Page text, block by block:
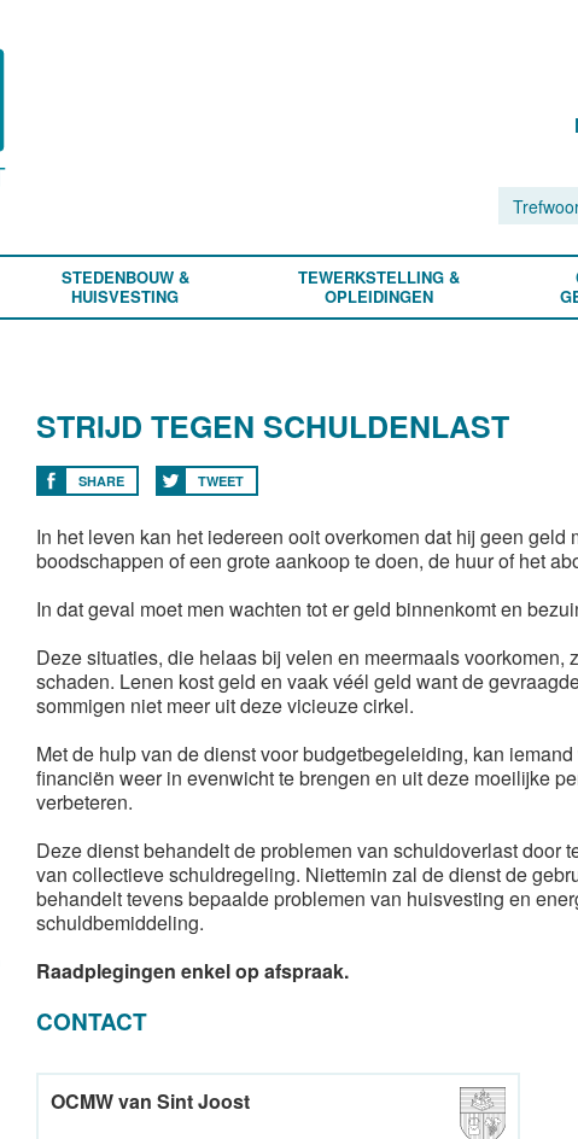
STEDENBOUW &
HUISVESTING
TEWERKSTELLING &
OPLEIDINGEN
STRIJD TEGEN SCHULDENLAST
SHARE TWEET
In het leven kan het iedereen ooit overkomen dat hij geen
boodschappen of een grote aankoop te doen, de huur of het
In dat geval moet men wachten tot er geld binnenkomt en
Deze situaties, die helaas bij velen en meermaals
schaden. Lenen kost geld en vaak véél geld want de
sommigen niet meer uit deze vicieuze cirkel.
Met de hulp van de dienst voor budgetbegeleiding, kan
financiën weer in evenwicht te brengen en uit deze moeilijke
verbeteren.
Deze dienst behandelt de problemen van schuldoverlast door
van collectieve schuldregeling. Niettemin zal de dienst de
behandelt tevens bepaalde problemen van huisvesting en
schuldbemiddeling.
Raadplegingen enkel op afspraak.
CONTACT
OCMW van Sint Joost